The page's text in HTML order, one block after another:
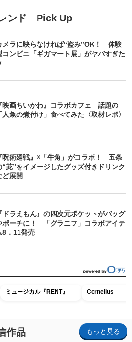
ンド Pick Up
メラに映らなければ“盗み”OK！ 体験
コンビニ「ギガマート展」がヤバすぎた
『映画ちいかわ』コラボカフェ 話題の
「人魚の煮付け」食べてみた〈取材レポ〉
『呪術廻戦』×「牛角」がコラボ！ 五条
“茈”をイメージしたグッズ付きドリンク
ど展開
『ドラえもん』の四次元ポケットがバッグ
ポーチに！ 「グラニフ」コラボアイテ
8．11発売
ミュージカル『RENT』 Cornelius
作品 もっと見る